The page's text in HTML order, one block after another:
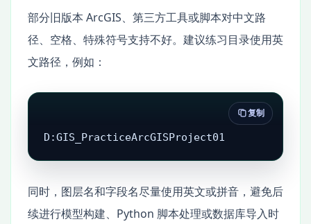
部分旧版本 ArcGIS、第三方工具或脚本对中文路
径、空格、特殊符号支持不好。建议练习目录使用英
文路径，例如：
D:GIS_PracticeArcGISProject01
复制
同时，图层名和字段名尽量使用英文或拼音，避免后
续进行模型构建、Python 脚本处理或数据库导入时